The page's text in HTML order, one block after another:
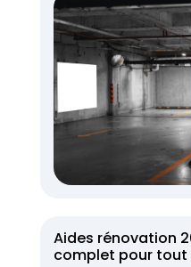
Aides rénovation
complet pour